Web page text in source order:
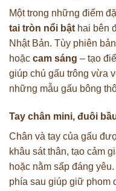
Một trong những điểm
tai tròn nổi bật hai bên
Nhật Bản. Tùy phiên
hoặc cam sáng – tạo
giúp chú gấu trông vừa
những mẫu gấu bông
Tay chân mini, đuôi
Chân và tay của gấu
khâu sát thân, tạo cảm
hoặc nằm sấp đáng
phía sau giúp giữ phom